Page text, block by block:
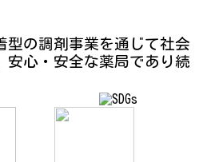
型の調剤事業を通じて社会
安心・安全な薬局で あり続